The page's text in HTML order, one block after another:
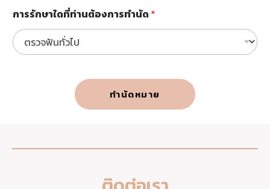
ะ
บ
า
การรักษาใดที่ท่านต้องการทำนัด *
ทำนัดหมาย